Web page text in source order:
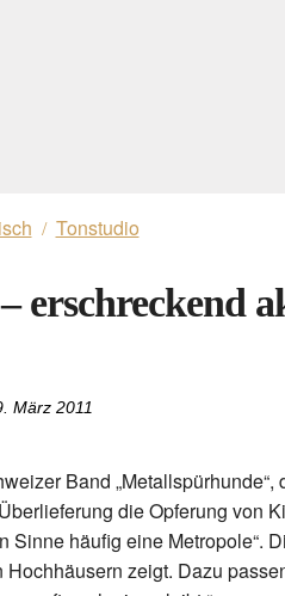
/ Tonstudio
erschreckend
März 2011
Band
die Opferung von
häufig eine Metropole“.
zeigt. Dazu